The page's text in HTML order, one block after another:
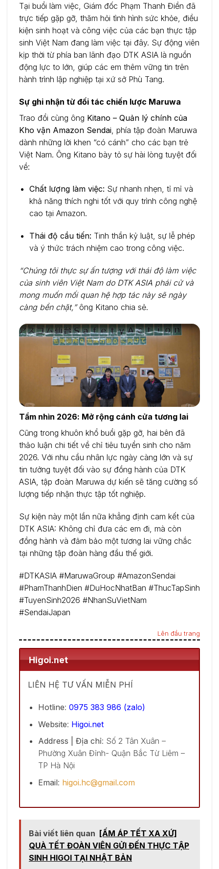
Tại buổi làm việc, Giám đốc Phạm Thanh Điền đã
trực tiếp gặp gỡ, thăm hỏi tình hình sức khỏe, điều
kiện sinh hoạt và công việc của các bạn thực tập
sinh Việt Nam đang làm việc tại đây. Sự động viên
kịp thời từ phía ban lãnh đạo DTK ASIA là nguồn
động lực to lớn, giúp các em thêm vững tin trên
hành trình lập nghiệp tại xứ sở Phù Tang.
Sự ghi nhận từ đối tác chiến lược Maruwa
Trao đổi cùng ông Kitano – Quản lý chính của
Kho vận Amazon Sendai , phía tập đoàn Maruwa
dành những lời khen “có cánh” cho các bạn trẻ
Việt Nam. Ông Kitano bày tỏ sự hài lòng tuyệt đối
về:
Chất lượng làm việc: Sự nhanh nhẹn, tỉ mỉ và
khả năng thích nghi tốt với quy trình công nghệ
cao tại Amazon.
Thái độ cầu tiến: Tinh thần kỷ luật, sự lễ phép
và ý thức trách nhiệm cao trong công việc.
“Chúng tôi thực sự ấn tượng với thái độ làm việc
của sinh viên Việt Nam do DTK ASIA phái cử và
mong muốn mối quan hệ hợp tác này sẽ ngày
càng bền chặt,”ông Kitano chia sẻ.
Tầm nhìn 2026: Mở rộng cánh cửa tương lai
Cũng trong khuôn khổ buổi gặp gỡ, hai bên đã
thảo luận chi tiết về chỉ tiêu tuyển sinh cho năm
2026. Với nhu cầu nhân lực ngày càng lớn và sự
tin tưởng tuyệt đối vào sự đồng hành của DTK
ASIA, tập đoàn Maruwa dự kiến sẽ tăng cường số
lượng tiếp nhận thực tập tốt nghiệp.
Sự kiện này một lần nữa khẳng định cam kết của
DTK ASIA: Không chỉ đưa các em đi, mà còn
đồng hành và đảm bảo một tương lai vững chắc
tại những tập đoàn hàng đầu thế giới.
#DTKASIA #MaruwaGroup #AmazonSendai
#PhamThanhDien #DuHocNhatBan #ThucTapSinh
#TuyenSinh2026 #NhanSuVietNam
#SendaiJapan
Lên đầu trang
Higoi.net
LIÊN HỆ TƯ VẤN MIỄN PHÍ
Hotline: 0975 383 986 (zalo)
Website: Higoi.net
Address | Địa chỉ: Số 2 Tân Xuân –
Phường Xuân Đỉnh- Quận Bắc Từ Liêm –
TP Hà Nội
Email: higoi.hc@gmail.com
Bài viết liên quan [ẤM ÁP TẾT XA XỨ]
QUÀ TẾT ĐOÀN VIÊN GỬI ĐẾN THỰC TẬP
SINH HIGOI TẠI NHẬT BẢN